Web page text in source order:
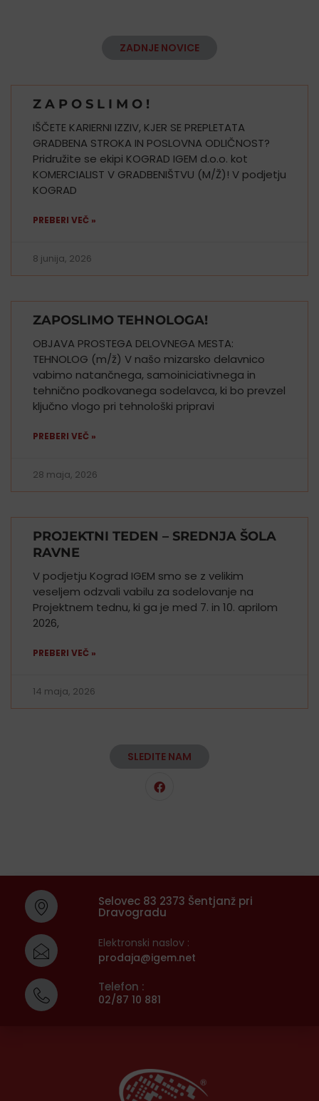
ZADNJE NOVICE
Z A P O S L I M O !
IŠČETE KARIERNI IZZIV, KJER SE PREPLETATA
GRADBENA STROKA IN POSLOVNA ODLIČNOST?
Pridružite se ekipi KOGRAD IGEM d.o.o. kot
KOMERCIALIST V GRADBENIŠTVU (M/Ž)! V podjetju
KOGRAD
PREBERI VEČ »
8 junija, 2026
ZAPOSLIMO TEHNOLOGA!
OBJAVA PROSTEGA DELOVNEGA MESTA:
TEHNOLOG (m/ž) V našo mizarsko delavnico
vabimo natančnega, samoiniciativnega in
tehnično podkovanega sodelavca, ki bo prevzel
ključno vlogo pri tehnološki pripravi
PREBERI VEČ »
28 maja, 2026
PROJEKTNI TEDEN – SREDNJA ŠOLA
RAVNE
V podjetju Kograd IGEM smo se z velikim
veseljem odzvali vabilu za sodelovanje na
Projektnem tednu, ki ga je med 7. in 10. aprilom
2026,
PREBERI VEČ »
14 maja, 2026
SLEDITE NAM
Selovec 83 2373 Šentjanž pri
Dravogradu
Elektronski naslov :
prodaja@igem.net
Telefon :
02/87 10 881